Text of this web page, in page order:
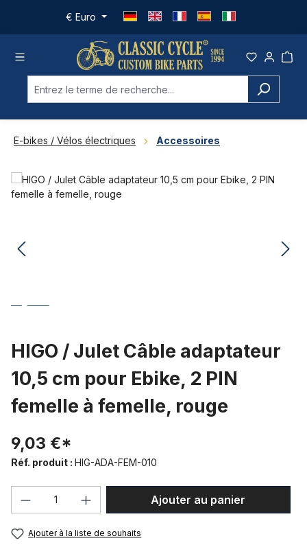
Passer au contenu principal
€ Euro
E-bikes / Vélos électriques Accessoires
Ignorer la galerie d'images
HIGO / Julet Câble adaptateur
10,5 cm pour Ebike, 2 PIN
femelle à femelle, rouge
9,03 €*
Réf. produit : HIG-ADA-FEM-010
Quantité de produit : Entrez la
Ajouter au panier
Ajouter à la liste de souhaits